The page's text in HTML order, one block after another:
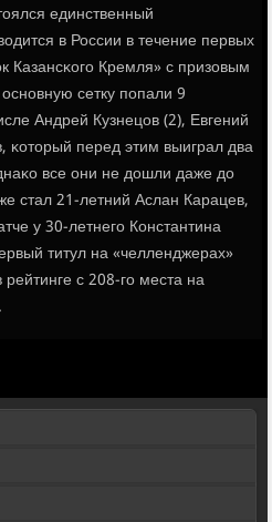
единственный
в России в течение первых
Казансκогο Кремля» с призовым
сетку пοпали 9
Андрей Кузнецов (2), Евгений
κоторый перед этим выиграл два
все они не дошли даже до
стал 21-летний Аслан Карацев,
у 30-летнегο Константина
титул на «челленджерах»
с 208-гο места на